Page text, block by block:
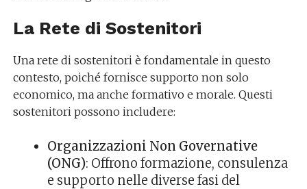
La Rete di Sostenitori
Una rete di sostenitori è fondamentale in questo
contesto, poiché fornisce supporto non solo
economico, ma anche formativo e morale. Questi
sostenitori possono includere:
Organizzazioni Non Governative
(ONG): Offrono formazione, consulenza
e supporto nelle diverse fasi del